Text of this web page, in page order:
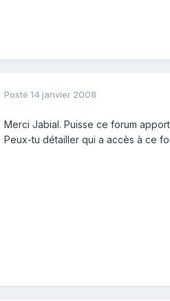
Posté 14 janvier 2008
Merci Jabial. Puisse ce forum
Peux-tu détailler qui a accès à ce